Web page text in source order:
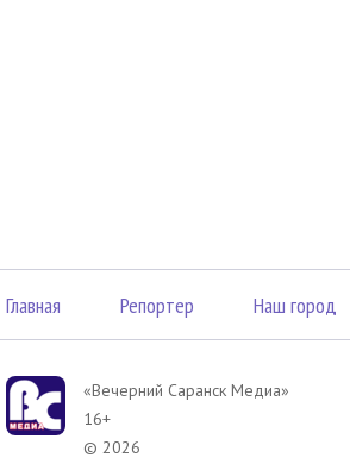
Главная Репортер Наш город
«Вечерний Саранск Mедиа»
16+
© 2026